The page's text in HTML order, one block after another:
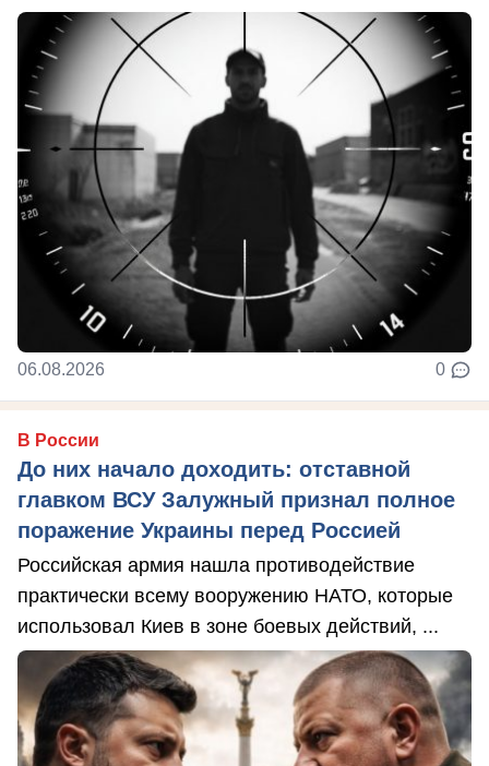
06.08.2026 0
В России
До них начало доходить: отставной
главком ВСУ Залужный признал полное
поражение Украины перед Россией
Российская армия нашла противодействие
практически всему вооружению НАТО, которые
использовал Киев в зоне боевых действий, ...